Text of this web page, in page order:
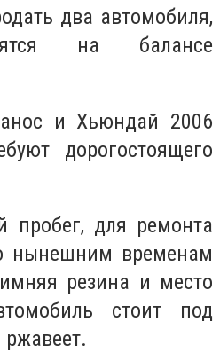
два автомобиля,
на балансе
и Хьюндай 2006
дорогостоящего
пробег, для ремонта
нынешним временам
резина и место
стоит под